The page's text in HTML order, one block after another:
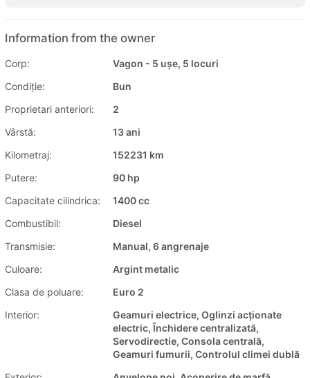
Information from the owner
Corp:
Vagon - 5 ușe, 5 locuri
Condiție:
Bun
Proprietari anteriori:
2
Vârstă:
13 ani
Kilometraj:
152231 km
Putere:
90 hp
Capacitate cilindrica:
1400 cc
Combustibil:
Diesel
Transmisie:
Manual, 6 angrenaje
Culoare:
Argint metalic
Clasa de poluare:
Euro 2
Interior:
Geamuri electrice, Oglinzi acționate
electric, Închidere centralizată,
Servodirectie, Consola centrală,
Geamuri fumurii, Controlul climei dublă